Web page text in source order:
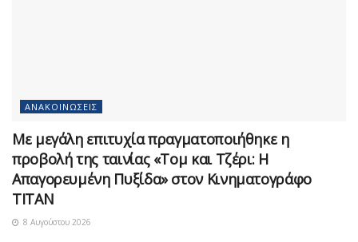
ΑΝΑΚΟΙΝΏΣΕΙΣ
Με μεγάλη επιτυχία πραγματοποιήθηκε η
προβολή της ταινίας «Τομ και Τζέρι: Η
Απαγορευμένη Πυξίδα» στον Κινηματογράφο
ΤΙΤΑΝ
8 Αυγούστου 2026